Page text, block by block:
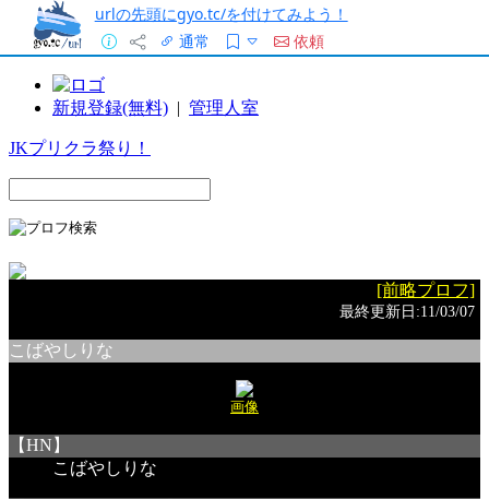
urlの先頭にgyo.tc/を付けてみよう！
通常
依頼